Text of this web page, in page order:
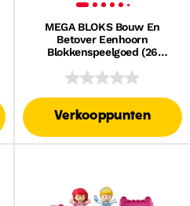
MEGA BLOKS Bouw En
Betover Eenhoorn
Blokkenspeelgoed (26
Verkooppunten